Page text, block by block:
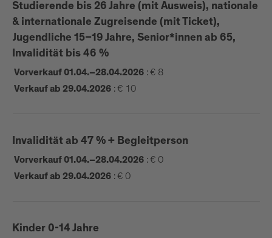
Musikschule Brixen| Playmodes (ES) |
Horizon
Schenoni Urban Lab | Liminal State (IT) |
+3°
Hofburg Brixen| Gan Jian (CHN) |
| Lysteater (UKR) |
bei Brixen Tourismus (Front Office), am
Studierende bis 26 Jahre (mit Ausweis), nationale
& internationale Zugreisende (mit Ticket),
Jugendliche 15–19 Jahre, Senior*innen ab 65,
Invalidität bis 46 %
Vorverkauf 01.04.–28.04.2026 :€ 8
Verkauf ab 29.04.2026 :€ 10
Invalidität ab 47 % + Begleitperson
Vorverkauf 01.04.–28.04.2026 :€ 0
Verkauf ab 29.04.2026 :€ 0
Kinder 0-14 Jahre